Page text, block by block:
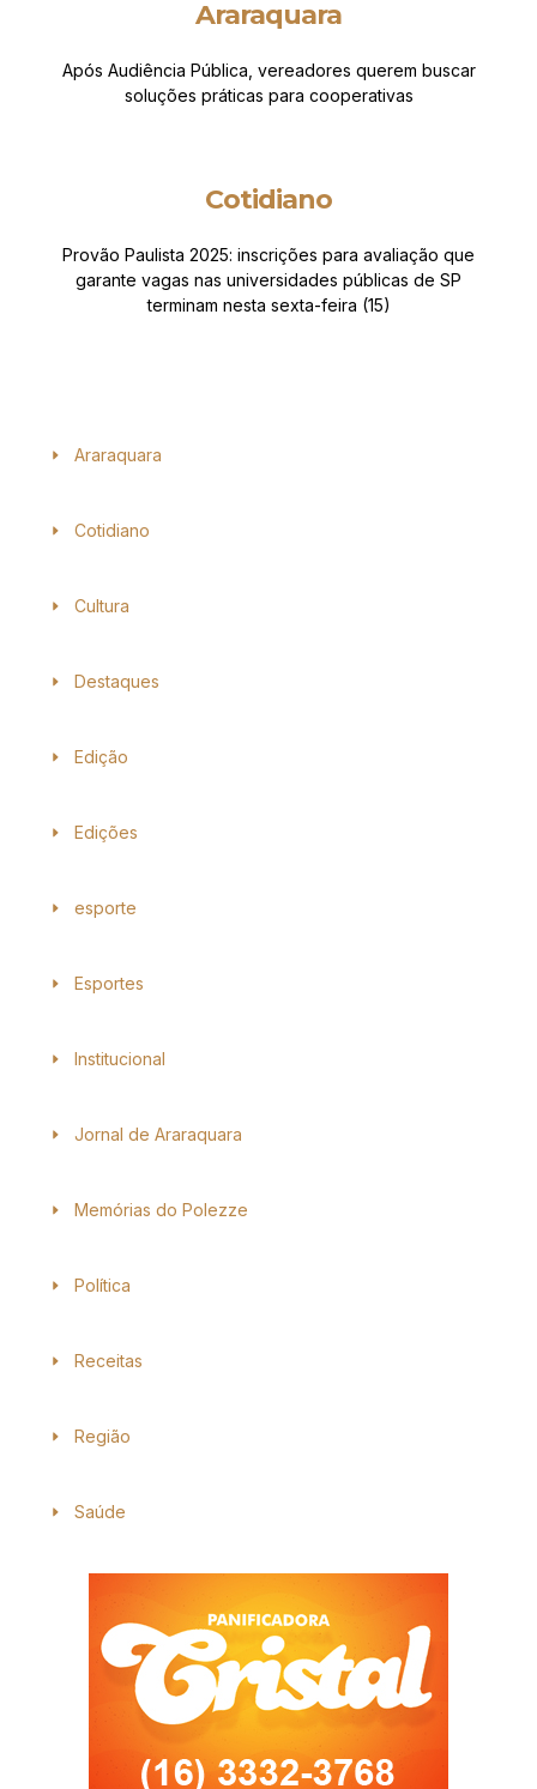
Araraquara
Após Audiência Pública, vereadores querem buscar
soluções práticas para cooperativas
Cotidiano
Provão Paulista 2025: inscrições para avaliação que
garante vagas nas universidades públicas de SP
terminam nesta sexta-feira (15)
Araraquara
Cotidiano
Cultura
Destaques
Edição
Edições
esporte
Esportes
Institucional
Jornal de Araraquara
Memórias do Polezze
Política
Receitas
Região
Saúde